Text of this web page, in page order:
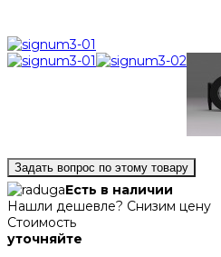
Задать вопрос по этому товару
Есть в наличии
Нашли дешевле? Снизим цену
Стоимость
уточняйте